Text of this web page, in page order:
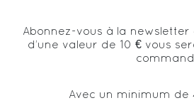
gingembre*, écorces
Abonnez-vous à la newsletter
d’une valeur de 10 € vous
Avec un minimum de